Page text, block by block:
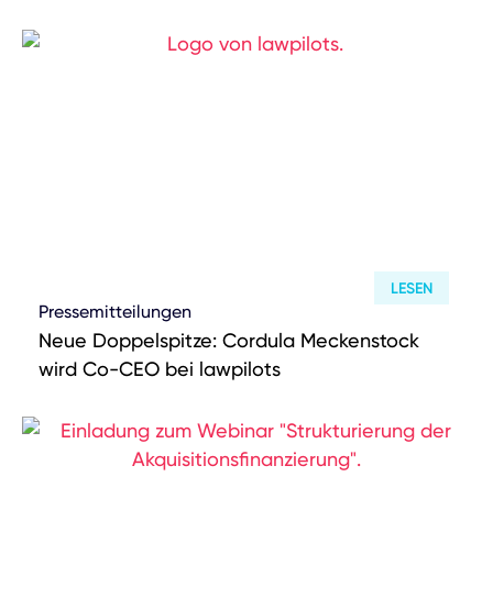
LESEN
Pressemitteilungen
Neue Doppelspitze: Cordula Meckenstock
wird Co-CEO bei lawpilots